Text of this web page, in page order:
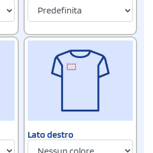
Lato destro